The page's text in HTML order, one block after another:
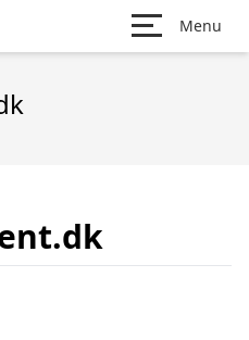
Menu